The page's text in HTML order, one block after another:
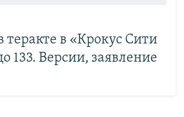
в «Крокус Сити
133. Версии, заявление